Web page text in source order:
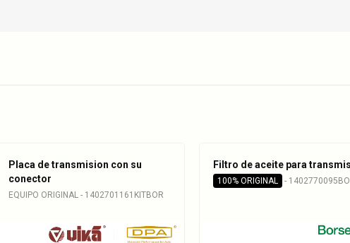
Placa de transmision con su
conector
EQUIPO ORIGINAL - 1402701161KITBOR
Filtro de aceite para
100% ORIGINAL -